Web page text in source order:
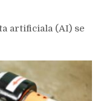
artificiala (AI) se